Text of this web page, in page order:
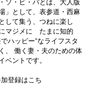
ソ・ビ・バとは、大人版
」として、表参道・西麻
して集う、つねに楽し
マジメに たまに知的
ハッピー”なライフスタ
、 働く妻・夫のための体
ベントです。
登録はこち